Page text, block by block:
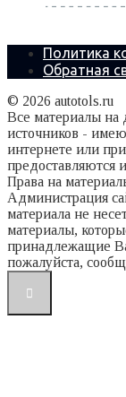
Политика
Обратная
© 2026 autotols.ru
Все материалы на
источников -
интернете или
предоставляются
Права на
Администрация
материала не
материалы,
принадлежащие
пожалуйста,